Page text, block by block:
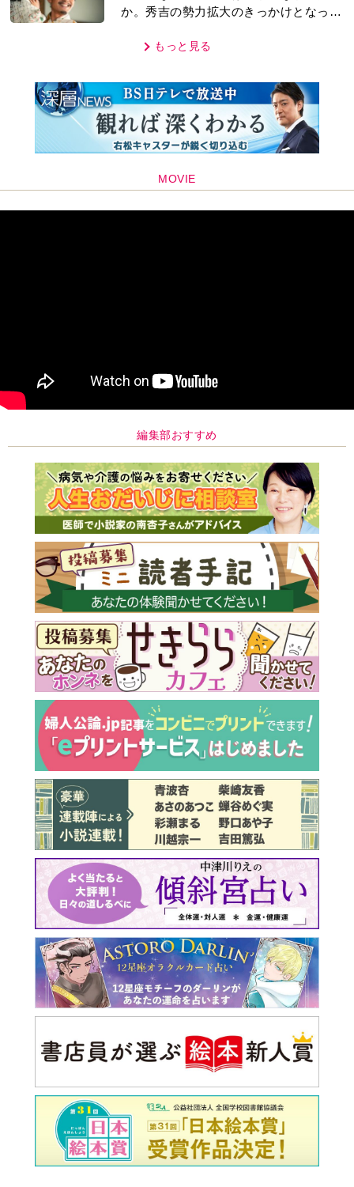
か。秀吉の勢力拡大のきっかけとなった
が『豊臣兄弟！』を解説
もっと見る
MOVIE
編集部おすすめ